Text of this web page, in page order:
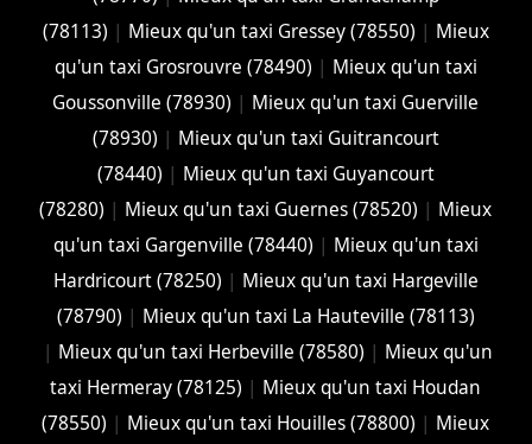
(78113) | Mieux qu'un taxi Gressey (78550) | Mieux
qu'un taxi Grosrouvre (78490) | Mieux qu'un taxi
Goussonville (78930) | Mieux qu'un taxi Guerville
(78930) | Mieux qu'un taxi Guitrancourt
(78440) | Mieux qu'un taxi Guyancourt
(78280) | Mieux qu'un taxi Guernes (78520) | Mieux
qu'un taxi Gargenville (78440) | Mieux qu'un taxi
Hardricourt (78250) | Mieux qu'un taxi Hargeville
(78790) | Mieux qu'un taxi La Hauteville (78113)
| Mieux qu'un taxi Herbeville (78580) | Mieux qu'un
taxi Hermeray (78125) | Mieux qu'un taxi Houdan
(78550) | Mieux qu'un taxi Houilles (78800) | Mieux